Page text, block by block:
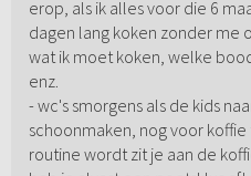
erop, als ik alles voor die 6
dagen lang koken zonder me
wat ik moet koken, welke
enz.
- wc's smorgens als de kids
schoonmaken, nog voor
routine wordt zit je aan de